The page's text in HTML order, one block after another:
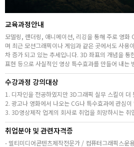
교육과정안내
모델링, 랜더링, 애니메이션, 리깅을 통해 주로 영화
며 최근 모션그래픽이나 게임과 같은 곳에서도 사용
차 증가 되고 있는 추세입니다. 3D 좌표의 개념을 통
표현 등으로 사실적인 영상 특수효과를 만들어 내는
수강과정 강의대상
1. 디자인을 전공하였지만 3D그래픽 실무 스킬이 더
2. 광고나 영화에서 나오는 CG나 특수효과에 관심이
3. 3D영상제작 업계의 회사로 취업을 희망하시는 취
취업분야 및 관련자격증
- 멀티미디어콘텐츠제작전문가 / 컴퓨터그래픽스운